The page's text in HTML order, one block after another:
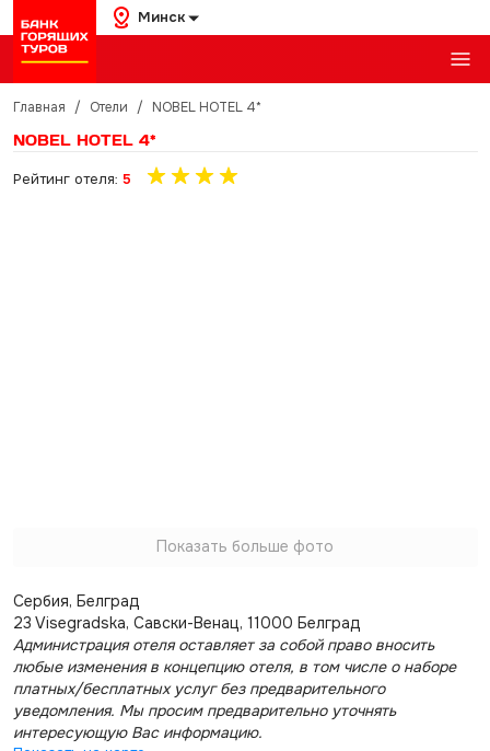
Минск
Главная / Отели / NOBEL HOTEL 4*
NOBEL HOTEL 4*
Рейтинг отеля: 5
Показать больше фото
Сербия, Белград
23 Visegradska, Савски-Венац, 11000 Белград
Администрация отеля оставляет за собой право вносить
любые изменения в концепцию отеля, в том числе о наборе
платных/бесплатных услуг без предварительного
уведомления. Мы просим предварительно уточнять
интересующую Вас информацию.